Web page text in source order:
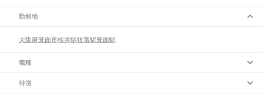
勤務地
大阪府箕面市桜井駅牧落駅箕面駅
職種
特徴